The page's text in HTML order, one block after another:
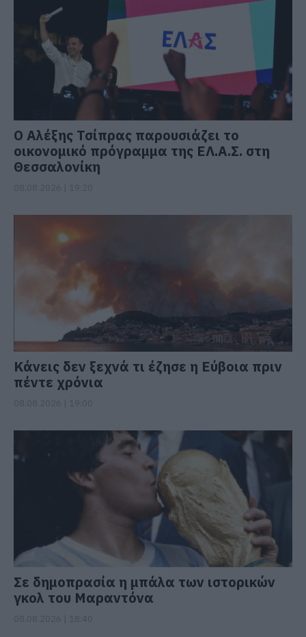
Ο Αλέξης Τσίπρας παρουσιάζει το
οικονομικό πρόγραμμα της ΕΛ.Α.Σ. στη
Θεσσαλονίκη
Κάνεις δεν ξεχνά τι έζησε η Εύβοια πριν
πέντε χρόνια
Σε δημοπρασία η μπάλα των ιστορικών
γκολ του Μαραντόνα